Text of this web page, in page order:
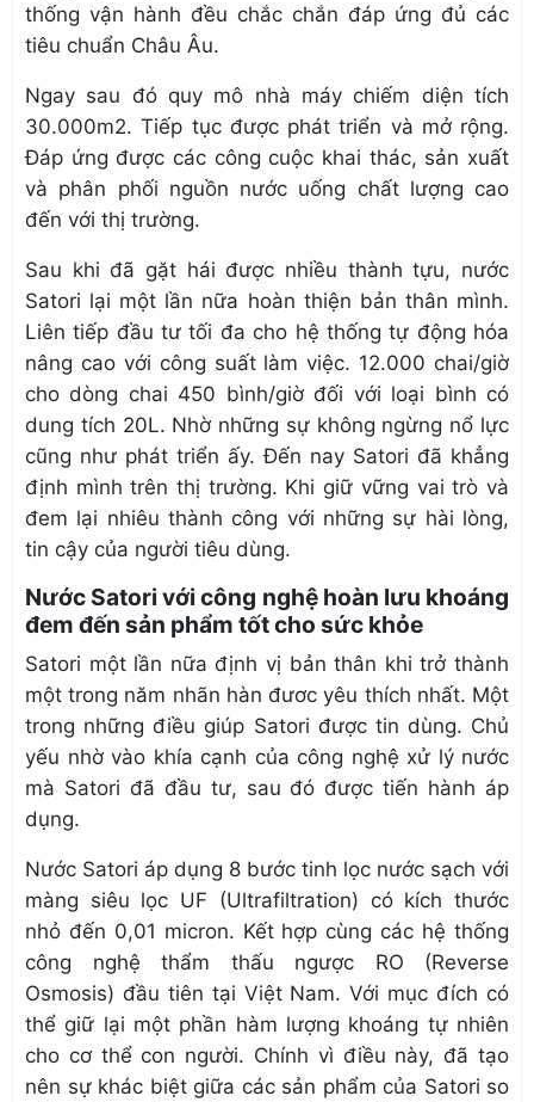
thống vận hành đều chắc chắn đáp ứng đủ các
tiêu chuẩn Châu Âu.
Ngay sau đó quy mô nhà máy chiếm diện tích
30.000m2. Tiếp tục được phát triển và mở rộng.
Đáp ứng được các công cuộc khai thác, sản xuất
và phân phối nguồn nước uống chất lượng cao
đến với thị trường.
Sau khi đã gặt hái được nhiều thành tựu, nước
Satori lại một lần nữa hoàn thiện bản thân mình.
Liên tiếp đầu tư tối đa cho hệ thống tự động hóa
nâng cao với công suất làm việc. 12.000 chai/giờ
cho dòng chai 450 bình/giờ đối với loại bình có
dung tích 20L. Nhờ những sự không ngừng nổ lực
cũng như phát triển ấy. Đến nay Satori đã khẳng
định mình trên thị trường. Khi giữ vững vai trò và
đem lại nhiêu thành công với những sự hài lòng,
tin cậy của người tiêu dùng.
Nước Satori với công nghệ hoàn lưu khoáng
đem đến sản phẩm tốt cho sức khỏe
Satori một lần nữa định vị bản thân khi trở thành
một trong năm nhãn hàn đươc yêu thích nhất. Một
trong những điều giúp Satori được tin dùng. Chủ
yếu nhờ vào khía cạnh của công nghệ xử lý nước
mà Satori đã đầu tư, sau đó được tiến hành áp
dụng.
Nước Satori áp dụng 8 bước tinh lọc nước sạch với
màng siêu lọc UF (Ultrafiltration) có kích thước
nhỏ đến 0,01 micron. Kết hợp cùng các hệ thống
công nghệ thẩm thấu ngược RO (Reverse
Osmosis) đầu tiên tại Việt Nam. Với mục đích có
thể giữ lại một phần hàm lượng khoáng tự nhiên
cho cơ thể con người. Chính vì điều này, đã tạo
nên sự khác biệt giữa các sản phẩm của Satori so